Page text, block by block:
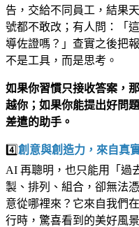
告，交給不同員工，結果
號都不敢改；有人問：「
導佐證嗎？」查實之後把
不是工具，而是思考。
如果你習慣只接收答案，
越你；如果你能提出好問
差遣的助手。
4️⃣創意與創造力，來自真
AI 再聰明，也只能用「過
製、排列、組合，卻無法
意從哪裡來？它來自我們
行時，驚喜看到的美好風